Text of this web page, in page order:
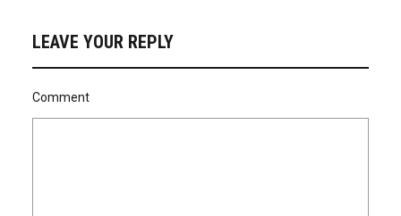
LEAVE YOUR REPLY
Comment